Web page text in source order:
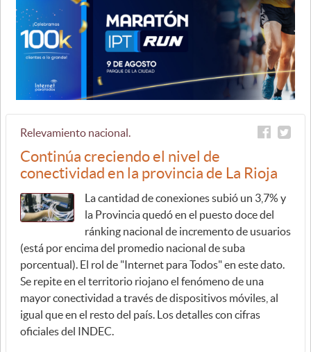
Relevamiento nacional.
Continúa creciendo el nivel de
conectividad en la provincia de La Rioja
La cantidad de conexiones subió un 3,7% y
la Provincia quedó en el puesto doce del
ránking nacional de incremento de usuarios
(está por encima del promedio nacional de suba
porcentual). El rol de "Internet para Todos" en este dato.
Se repite en el territorio riojano el fenómeno de una
mayor conectividad a través de dispositivos móviles, al
igual que en el resto del país. Los detalles con cifras
oficiales del INDEC.